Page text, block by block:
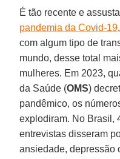
É tão recente e
pandemia da Covid-19
com algum tipo de
mundo, desse total
mulheres. Em 2023,
da Saúde (OMS)
pandêmico, os
explodiram. No Brasil,
entrevistas disseram
ansiedade, depressão